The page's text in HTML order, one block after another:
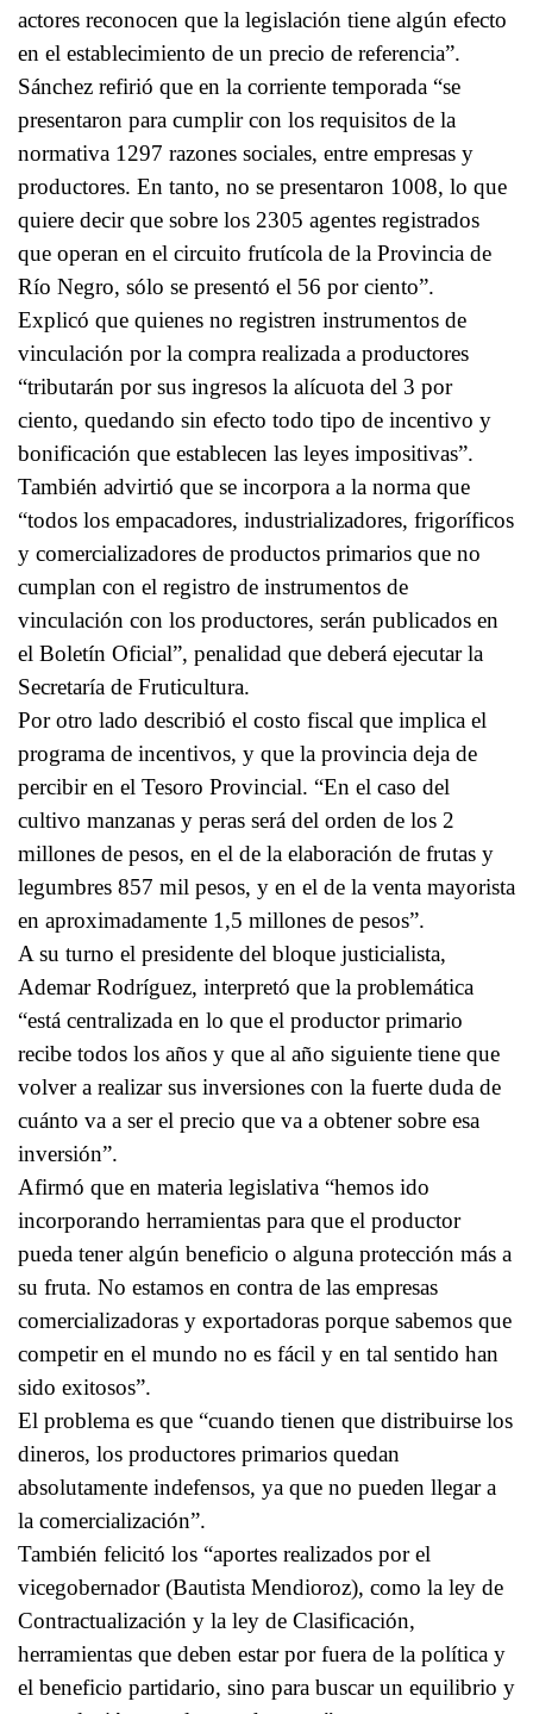
actores reconocen que la legislación tiene algún efecto
en el establecimiento de un precio de referencia”.
Sánchez refirió que en la corriente temporada “se
presentaron para cumplir con los requisitos de la
normativa 1297 razones sociales, entre empresas y
productores. En tanto, no se presentaron 1008, lo que
quiere decir que sobre los 2305 agentes registrados
que operan en el circuito frutícola de la Provincia de
Río Negro, sólo se presentó el 56 por ciento”.
Explicó que quienes no registren instrumentos de
vinculación por la compra realizada a productores
“tributarán por sus ingresos la alícuota del 3 por
ciento, quedando sin efecto todo tipo de incentivo y
bonificación que establecen las leyes impositivas”.
También advirtió que se incorpora a la norma que
“todos los empacadores, industrializadores, frigoríficos
y comercializadores de productos primarios que no
cumplan con el registro de instrumentos de
vinculación con los productores, serán publicados en
el Boletín Oficial”, penalidad que deberá ejecutar la
Secretaría de Fruticultura.
Por otro lado describió el costo fiscal que implica el
programa de incentivos, y que la provincia deja de
percibir en el Tesoro Provincial. “En el caso del
cultivo manzanas y peras será del orden de los 2
millones de pesos, en el de la elaboración de frutas y
legumbres 857 mil pesos, y en el de la venta mayorista
en aproximadamente 1,5 millones de pesos”.
A su turno el presidente del bloque justicialista,
Ademar Rodríguez, interpretó que la problemática
“está centralizada en lo que el productor primario
recibe todos los años y que al año siguiente tiene que
volver a realizar sus inversiones con la fuerte duda de
cuánto va a ser el precio que va a obtener sobre esa
inversión”.
Afirmó que en materia legislativa “hemos ido
incorporando herramientas para que el productor
pueda tener algún beneficio o alguna protección más a
su fruta. No estamos en contra de las empresas
comercializadoras y exportadoras porque sabemos que
competir en el mundo no es fácil y en tal sentido han
sido exitosos”.
El problema es que “cuando tienen que distribuirse los
dineros, los productores primarios quedan
absolutamente indefensos, ya que no pueden llegar a
la comercialización”.
También felicitó los “aportes realizados por el
vicegobernador (Bautista Mendioroz), como la ley de
Contractualización y la ley de Clasificación,
herramientas que deben estar por fuera de la política y
el beneficio partidario, sino para buscar un equilibrio y